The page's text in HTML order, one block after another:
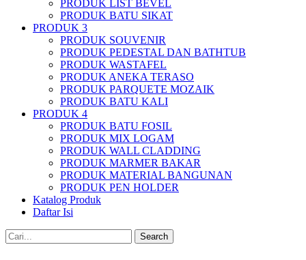
PRODUK LIST BEVEL
PRODUK BATU SIKAT
PRODUK 3
PRODUK SOUVENIR
PRODUK PEDESTAL DAN BATHTUB
PRODUK WASTAFEL
PRODUK ANEKA TERASO
PRODUK PARQUETE MOZAIK
PRODUK BATU KALI
PRODUK 4
PRODUK BATU FOSIL
PRODUK MIX LOGAM
PRODUK WALL CLADDING
PRODUK MARMER BAKAR
PRODUK MATERIAL BANGUNAN
PRODUK PEN HOLDER
Katalog Produk
Daftar Isi
Search